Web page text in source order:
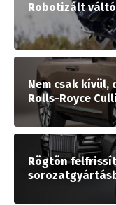
Robotizált
Nem csak kívül,
Rolls-Royce
Rögtön